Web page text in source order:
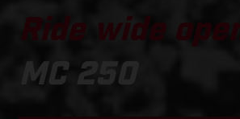
Ride wide open!
MC 250